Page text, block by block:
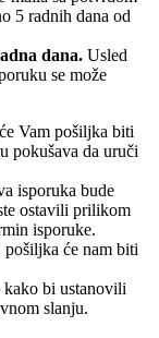
5 radnih dana od
dana. Usled
se može
Vam pošiljka biti
pokušava da uruči
isporuka bude
ostavili prilikom
isporuke.
pošiljka će nam biti
kako bi ustanovili
slanju.